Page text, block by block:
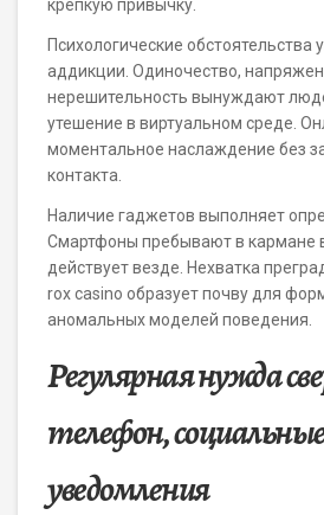
крепкую привычку.
Психологические обстоятельства
аддикции. Одиночество,
нерешительность вынуждают
утешение в виртуальном среде.
моментальное наслаждение без
контакта.
Наличие гаджетов выполняет
Смартфоны пребывают в кармане
действует везде. Нехватка
rox casino образует почву для
аномальных моделей поведения.
Регулярная нужда
телефон,
уведомления